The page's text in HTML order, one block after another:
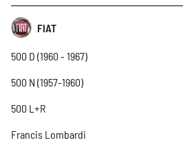
FIAT
500 D (1960 - 1967)
500 N (1957-1960)
500 L+R
Francis Lombardi